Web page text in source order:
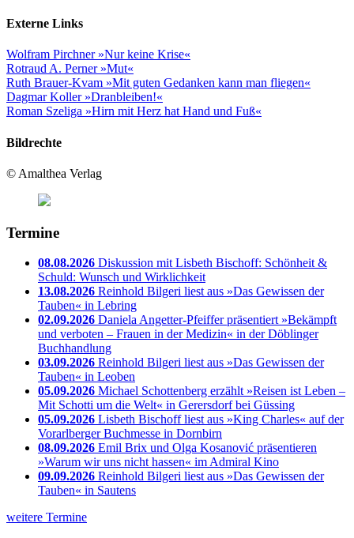
Externe Links
Wolfram Pirchner »Nur keine Krise«
Rotraud A. Perner »Mut«
Ruth Brauer-Kvam »Mit guten Gedanken kann man fliegen«
Dagmar Koller »Dranbleiben!«
Roman Szeliga »Hirn mit Herz hat Hand und Fuß«
Bildrechte
© Amalthea Verlag
Termine
08.08.2026 Diskussion mit Lisbeth Bischoff: Schönheit &
Schuld: Wunsch und Wirklichkeit
13.08.2026 Reinhold Bilgeri liest aus »Das Gewissen der
Tauben« in Lebring
02.09.2026 Daniela Angetter-Pfeiffer präsentiert »Bekämpft
und verboten – Frauen in der Medizin« in der Döblinger
Buchhandlung
03.09.2026 Reinhold Bilgeri liest aus »Das Gewissen der
Tauben« in Leoben
05.09.2026 Michael Schottenberg erzählt »Reisen ist Leben –
Mit Schotti um die Welt« in Gerersdorf bei Güssing
05.09.2026 Lisbeth Bischoff liest aus »King Charles« auf der
Vorarlberger Buchmesse in Dornbirn
08.09.2026 Emil Brix und Olga Kosanović präsentieren
»Warum wir uns nicht hassen« im Admiral Kino
09.09.2026 Reinhold Bilgeri liest aus »Das Gewissen der
Tauben« in Sautens
weitere Termine